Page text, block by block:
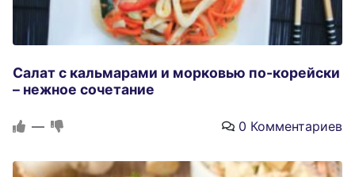
Салат с кальмарами и морковью по-корейски
– нежное сочетание
— 0 Комментариев